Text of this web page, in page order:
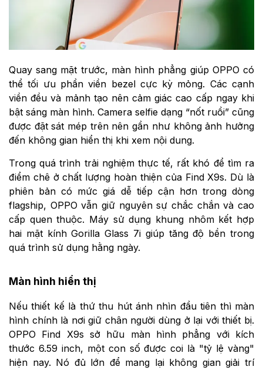
Quay sang mặt trước, màn hình phẳng giúp OPPO có
thể tối ưu phần viền bezel cực kỳ mỏng. Các cạnh
viền đều và mảnh tạo nên cảm giác cao cấp ngay khi
bật sáng màn hình. Camera selfie dạng “nốt ruồi” cũng
được đặt sát mép trên nên gần như không ảnh hưởng
đến không gian hiển thị khi xem nội dung.
Trong quá trình trải nghiệm thực tế, rất khó để tìm ra
điểm chê ở chất lượng hoàn thiện của Find X9s. Dù là
phiên bản có mức giá dễ tiếp cận hơn trong dòng
flagship, OPPO vẫn giữ nguyên sự chắc chắn và cao
cấp quen thuộc. Máy sử dụng khung nhôm kết hợp
hai mặt kính Gorilla Glass 7i giúp tăng độ bền trong
quá trình sử dụng hằng ngày.
Màn hình hiển thị
Nếu thiết kế là thứ thu hút ánh nhìn đầu tiên thì màn
hình chính là nơi giữ chân người dùng ở lại với thiết bị.
OPPO Find X9s sở hữu màn hình phẳng với kích
thước 6.59 inch, một con số được coi là "tỷ lệ vàng"
hiện nay. Nó đủ lớn để mang lại không gian giải trí